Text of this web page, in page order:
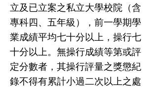
立及已立案之私立大學校院（含
專科四、五年級），前一學期學
業成績平均七十分以上，操行七
十分以上。無操行成績等第或評
定分數者，其操行評量之獎懲紀
錄不得有累計小過二次以上之處